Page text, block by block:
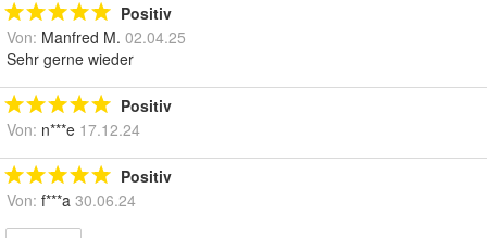
Positiv
Von: Manfred M. 02.04.25
Sehr gerne wieder
Positiv
Von: n***e 17.12.24
Positiv
Von: f***a 30.06.24